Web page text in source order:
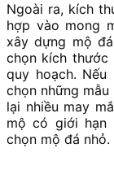
Ngoài ra, kích
hợp vào mong
xây dựng mộ
chọn kích thước
quy hoạch.
chọn những
lại nhiều may
mộ có giới hạn
chọn mộ đá nhỏ.